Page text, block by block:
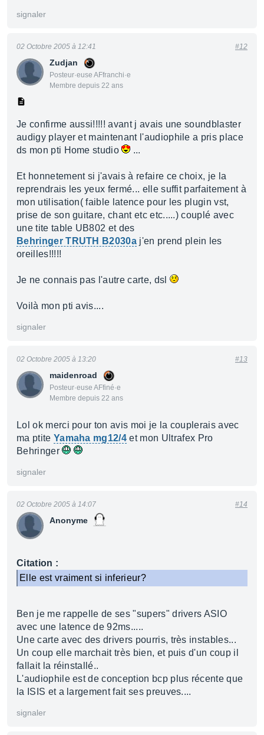
signaler
Zudjan
Posteur·euse AFfranchi·e
Membre depuis 22 ans
02 Octobre 2005 à 12:41 #12
Je confirme aussi!!!!! avant j avais une soundblaster
audigy player et maintenant l'audiophile a pris place
ds mon pti Home studio
...
Et honnetement si j'avais à refaire ce choix, je la
reprendrais les yeux fermé... elle suffit parfaitement à
mon utilisation( faible latence pour les plugin vst,
prise de son guitare, chant etc etc.....) couplé avec
une tite table UB802 et des
Behringer TRUTH B2030a j'en prend plein les
oreilles!!!!!
Je ne connais pas l'autre carte, dsl
Voilà mon pti avis....
signaler
maidenroad
Posteur·euse AFfiné·e
Membre depuis 22 ans
02 Octobre 2005 à 13:20 #13
Lol ok merci pour ton avis moi je la couplerais avec
ma ptite Yamaha mg12/4 et mon Ultrafex Pro
Behringer
signaler
Anonyme
02 Octobre 2005 à 14:07 #14
Citation :
Elle est vraiment si inferieur?
Ben je me rappelle de ses "supers" drivers ASIO
avec une latence de 92ms.....
Une carte avec des drivers pourris, très instables...
Un coup elle marchait très bien, et puis d'un coup il
fallait la réinstallé..
L'audiophile est de conception bcp plus récente que
la ISIS et a largement fait ses preuves....
signaler